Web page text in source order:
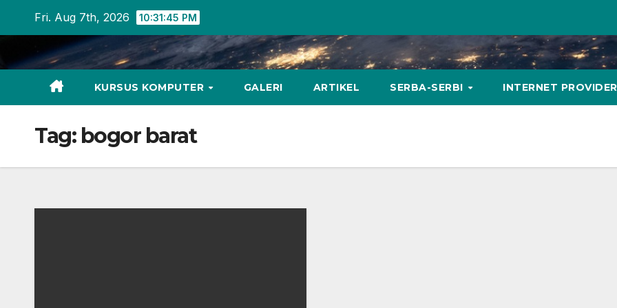
content
Fri. Aug 7th, 2026 10:31:45 PM
KURSUS KOMPUTER GALERI ARTIKEL SERBA-SERBI INTERNET
Tag: bogor barat